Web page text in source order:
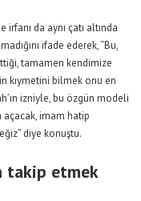
da aynı çatı altında
ifade ederek, “Bu,
tamamen kendimize
kıymetini bilmek onu en
izniyle, bu özgün modeli
imam hatip
diye konuştu.
takip etmek